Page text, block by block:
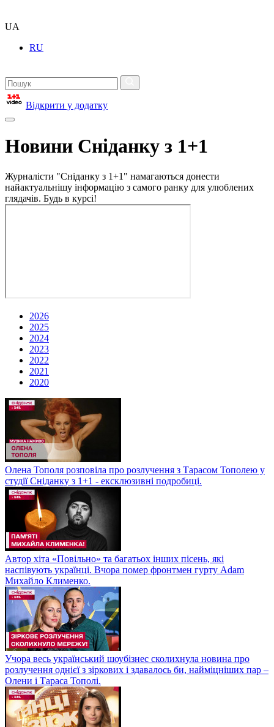
UA
RU
Відкрити у додатку
Новини Сніданку з 1+1
Журналісти "Сніданку з 1+1" намагаються донести
найактуальнішу інформацію з самого ранку для улюблених
глядачів. Будь в курсі!
2026
2025
2024
2023
2022
2021
2020
Олена Тополя розповіла про розлучення з Тарасом Тополею у
студії Сніданку з 1+1 - ексклюзивні подробиці.
Автор хіта «Повільно» та багатьох інших пісень, які
наспівують українці. Вчора помер фронтмен гурту Adam
Михайло Клименко.
Учора весь український шоубізнес сколихнула новина про
розлучення однієї з зіркових і здавалось би, найміцніших пар –
Олени і Тараса Тополі.